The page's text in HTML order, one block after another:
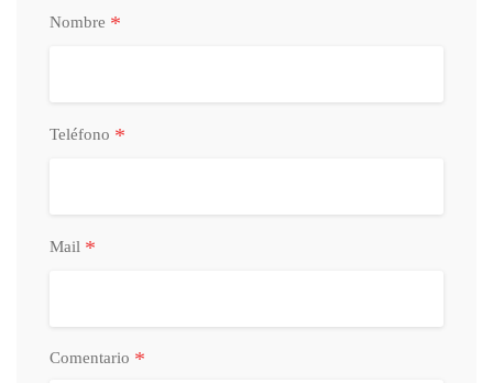
Nombre *
Teléfono *
Mail *
Comentario *